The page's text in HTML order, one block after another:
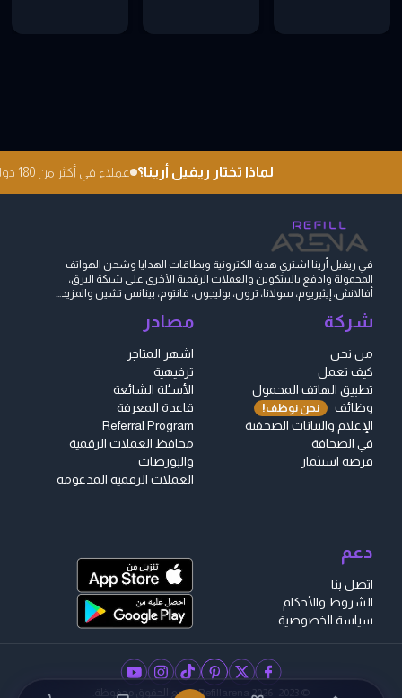
لماذا تختار ريفيل أرينا؟ عملاء في أكثر من 180 دولة
في ريفيل أرينا اشتري هدية الكترونية وبطاقات الهدايا وشحن الهواتف
المحمولة وادفع بالبيتكوين والعملات الرقمية الأخرى على شبكة البرق،
أفالانش، إيثيريوم، سولانا، ترون، بوليجون، فانتوم، بينانس تشين والمزيد...
شركة
من نحن
كيف تعمل
تطبيق الهاتف المحمول
وظائف
نحن نوظف!
الإعلام والبيانات الصحفية
في الصحافة
فرصة استثمار
مصادر
اشهر المتاجر
ترفيهية
الأسئلة الشائعة
قاعدة المعرفة
Referral Program
محافظ العملات الرقمية
والبورصات
العملات الرقمية المدعومة
دعم
اتصل بنا
الشروط والأحكام
سياسة الخصوصية
facebook
twitter
pinterest
tiktok
instagram
youtube
© 2023–2026 Refillarena. جميع الحقوق محفوظة